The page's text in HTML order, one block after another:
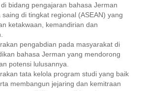
bidang pengajaran bahasa Jerman
di tingkat regional (ASEAN) yang
ke­tak­waan, kemandirian dan
pengabdian pada masyarakat di
ba­hasa Jerman yang mendorong
potensi lulusannya.
tata kelola program studi yang baik
mem­bangun jejaring dan kemitraan